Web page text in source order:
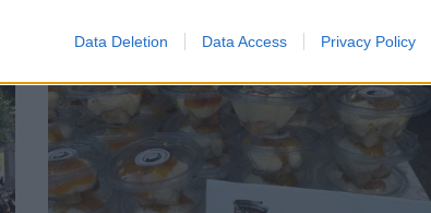
Data Deletion Data Access Privacy Policy